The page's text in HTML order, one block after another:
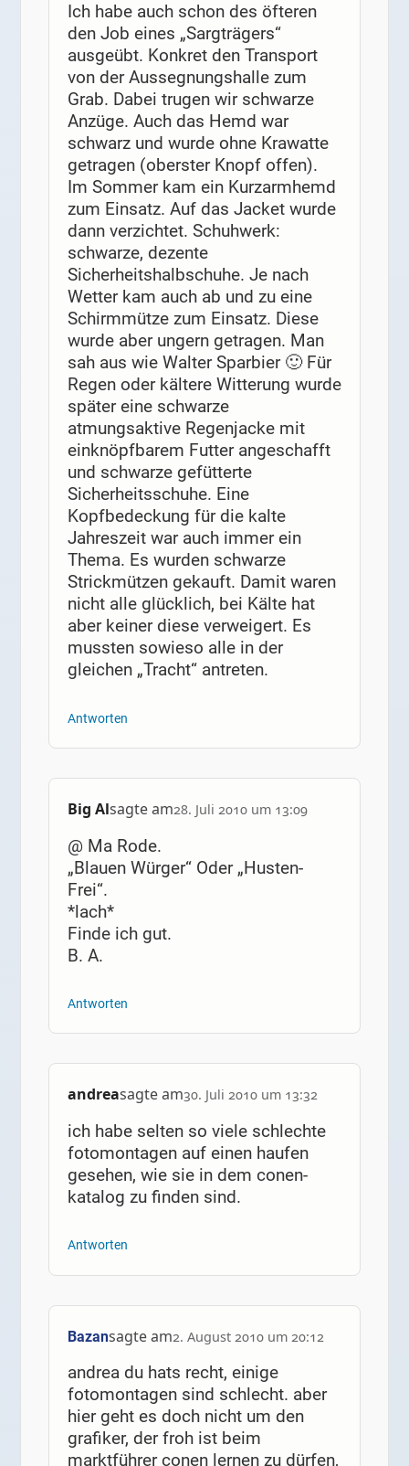
Ich habe auch schon des öfteren
den Job eines „Sargträgers“
ausgeübt. Konkret den Transport
von der Aussegnungshalle zum
Grab. Dabei trugen wir schwarze
Anzüge. Auch das Hemd war
schwarz und wurde ohne Krawatte
getragen (oberster Knopf offen).
Im Sommer kam ein Kurzarmhemd
zum Einsatz. Auf das Jacket wurde
dann verzichtet. Schuhwerk:
schwarze, dezente
Sicherheitshalbschuhe. Je nach
Wetter kam auch ab und zu eine
Schirmmütze zum Einsatz. Diese
wurde aber ungern getragen. Man
sah aus wie Walter Sparbier 🙂 Für
Regen oder kältere Witterung wurde
später eine schwarze
atmungsaktive Regenjacke mit
einknöpfbarem Futter angeschafft
und schwarze gefütterte
Sicherheitsschuhe. Eine
Kopfbedeckung für die kalte
Jahreszeit war auch immer ein
Thema. Es wurden schwarze
Strickmützen gekauft. Damit waren
nicht alle glücklich, bei Kälte hat
aber keiner diese verweigert. Es
mussten sowieso alle in der
gleichen „Tracht“ antreten.
Antworten
Big Alsagte am28. Juli 2010 um 13:09
@ Ma Rode.
„Blauen Würger“ Oder „Husten-
Frei“.
*lach*
Finde ich gut.
B. A.
Antworten
andreasagte am30. Juli 2010 um 13:32
ich habe selten so viele schlechte
fotomontagen auf einen haufen
gesehen, wie sie in dem conen-
katalog zu finden sind.
Antworten
Bazansagte am2. August 2010 um 20:12
andrea du hats recht, einige
fotomontagen sind schlecht. aber
hier geht es doch nicht um den
grafiker, der froh ist beim
marktführer conen lernen zu dürfen,